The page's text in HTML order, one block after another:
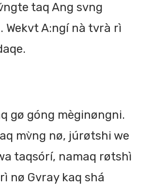
taq Ang svng
Wekvt A:ngí nà tvrà rì
gø góng mèginøngni.
mv̀ng nø, júrøtshi we
taqsórí, namaq røtshì
nø Gvray kaq shá